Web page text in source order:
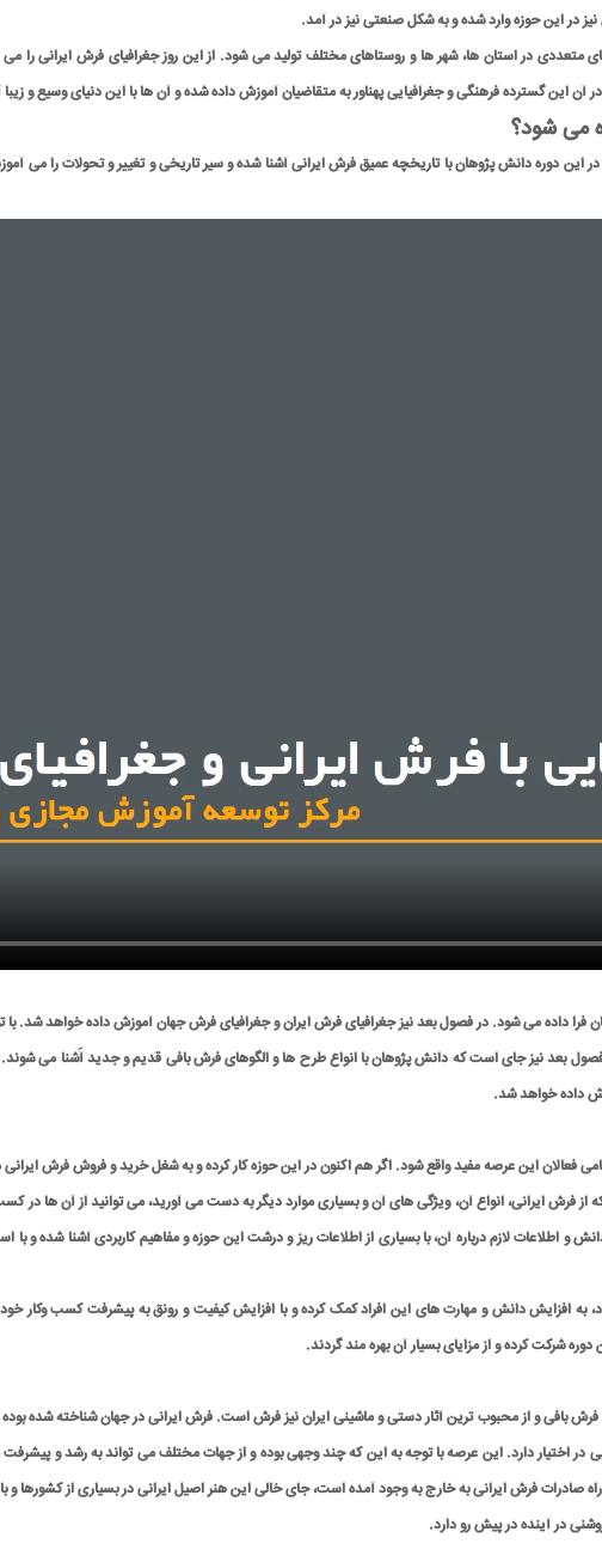
این حوزه وارد شده و به شکل صنعتی نیز در آمد.
متعددی در استان ها، شهر ها و روستاهای مختلف تولید می شود. از این روز جغرافیای فرش ایرانی را
این گسترده فرهنگی و جغرافیایی پهناور به متقاضیان آموزش داده شده و آن ها با این دنیای وسیع و
می شود؟
دوره دانش پژوهان با تاریخچه عمیق فرش ایرانی آشنا شده و سیر تاریخی و تغییر و تحولات را می
داده می شود. در فصول بعد نیز جغرافیای فرش ایران و جغرافیای فرش جهان آموزش داده خواهد شد. با
بعد نیز جای است که دانش پژوهان با انواع طرح ها و الگوهای فرش بافی قدیم و جدید آَشنا می شوند.
داده خواهد شد.
فعالان این عرصه مفید واقع شود. اگر هم اکنون در این حوزه کار کرده و به شغل خرید و فروش فرش
ایرانی، انواع آن، ویژگی های آن و بسیاری موارد دیگر به دست می آورید، می توانید از آن ها در
و اطلاعات لازم درباره آن، با بسیاری از اطلاعات ریز و درشت این حوزه و مفاهیم کاربردی آشنا شده و با
خود، به افزایش دانش و مهارت های این افراد کمک کرده و با افزایش کیفیت و رونق به پیشرفت کسب
شرکت کرده و از مزایای بسیار آن بهره مند گردند.
و از محبوب ترین آثار دستی و ماشینی ایران نیز فرش است. فرش ایرانی در جهان شناخته شده بوده
در اختیار دارد. این عرصه با توجه به این که چند وجهی بوده و از جهات مختلف می تواند به رشد و
فرش ایرانی به خارج به وجود آمده است، جای خالی این هنر اصیل ایرانی در بسیاری از کشورها و
در آینده در پیش رو دارد.